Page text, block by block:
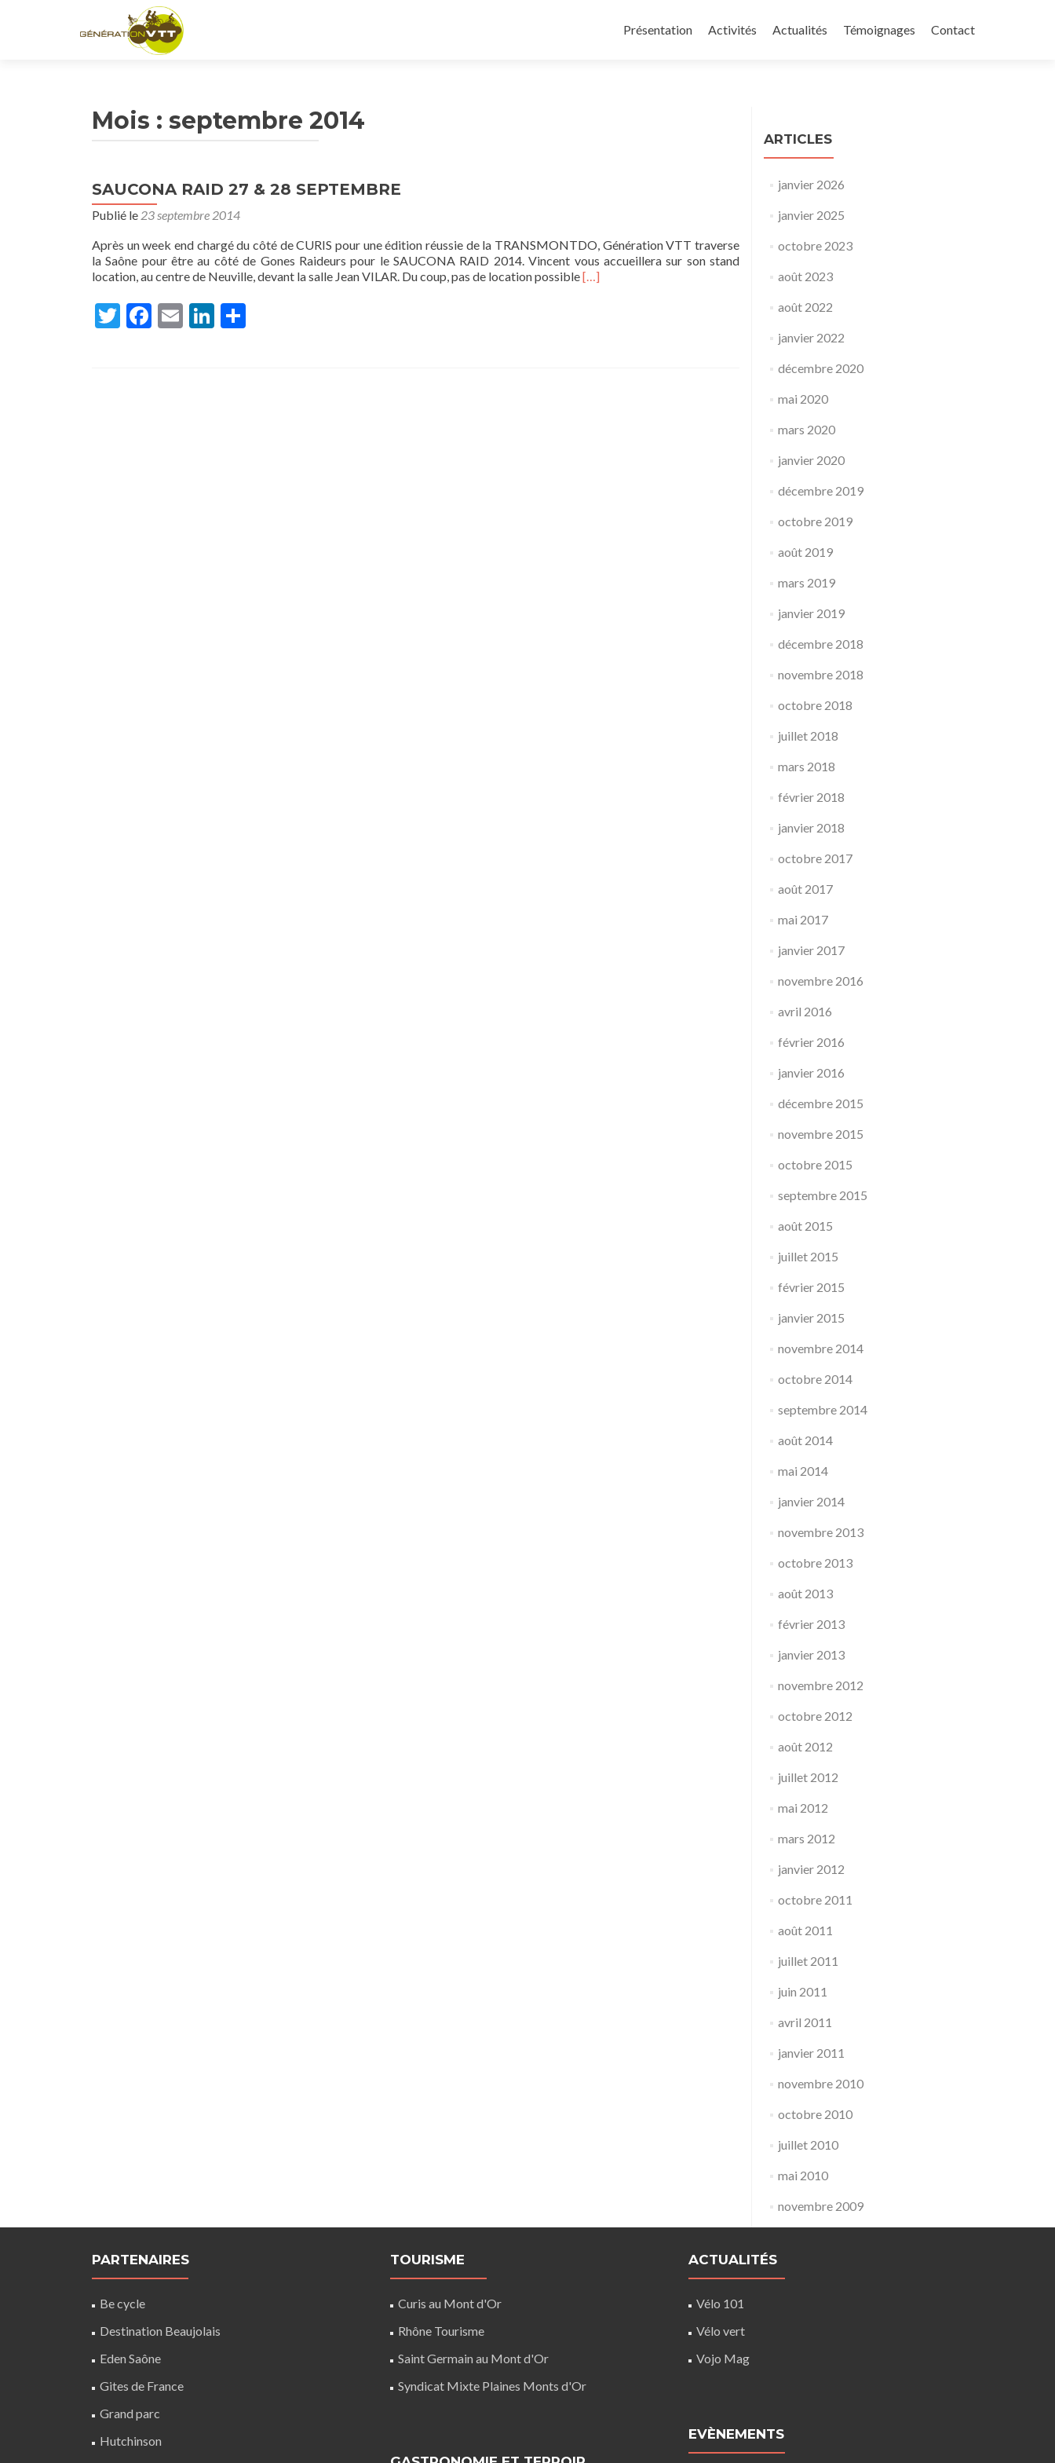
Présentation
Activités Actualités Témoignages Contact
Mois : septembre 2014
SAUCONA RAID 27 & 28 SEPTEMBRE
Publié le 23 septembre 2014
Après un week end chargé du côté de CURIS pour une édition réussie de la TRANSMONTDO, Génération VTT traverse
la Saône pour être au côté de Gones Raideurs pour le SAUCONA RAID 2014. Vincent vous accueillera sur son stand
location, au centre de Neuville, devant la salle Jean VILAR. Du coup, pas de location possibleEn
[…]
Twitter
Facebook
EmailLinkedIn
ARTICLES
janvier 2026
janvier 2025
octobre 2023
août 2023
août 2022
janvier 2022
décembre 2020
mai 2020
mars 2020
janvier 2020
décembre 2019
octobre 2019
août 2019
mars 2019
janvier 2019
décembre 2018
novembre 2018
octobre 2018
juillet 2018
mars 2018
février 2018
janvier 2018
octobre 2017
août 2017
mai 2017
janvier 2017
novembre 2016
avril 2016
février 2016
janvier 2016
décembre 2015
novembre 2015
octobre 2015
septembre 2015
août 2015
juillet 2015
février 2015
janvier 2015
novembre 2014
octobre 2014
septembre 2014
août 2014
mai 2014
janvier 2014
novembre 2013
octobre 2013
août 2013
février 2013
janvier 2013
novembre 2012
octobre 2012
août 2012
juillet 2012
mai 2012
mars 2012
janvier 2012
octobre 2011
août 2011
juillet 2011
juin 2011
avril 2011
janvier 2011
novembre 2010
octobre 2010
juillet 2010
mai 2010
novembre 2009
PARTENAIRES
Be cycle
Destination Beaujolais
Eden Saône
Gites de France
Grand parc
Hutchinson
TOURISME
Curis au Mont d'Or
Rhône Tourisme
Saint Germain au Mont d'Or
Syndicat Mixte Plaines Monts d'Or
ACTUALITÉS
Vélo 101
Vélo vert
Vojo Mag
EVÈNEMENTS